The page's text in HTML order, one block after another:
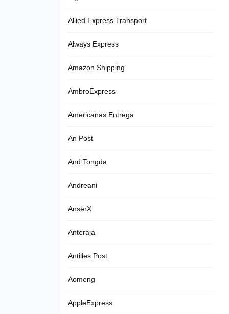
Allied Express Transport
Always Express
Amazon Shipping
AmbroExpress
Americanas Entrega
An Post
And Tongda
Andreani
AnserX
Anteraja
Antilles Post
Aomeng
AppleExpress